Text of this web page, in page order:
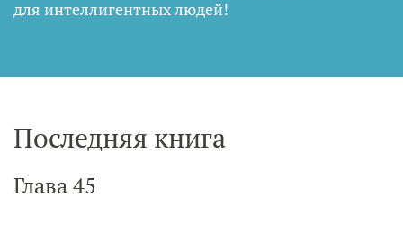
для интеллигентных людей!
Последняя книга
Глава 45